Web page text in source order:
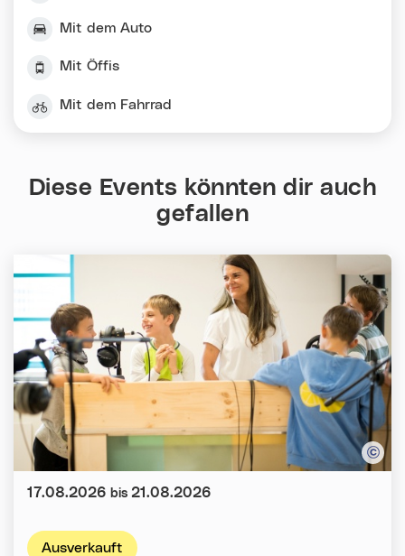
Mit dem Auto
Mit Öffis
Mit dem Fahrrad
Diese Events könnten dir auch
gefallen
Ausverkauft
Datum:
17.08.2026 bis 21.08.2026